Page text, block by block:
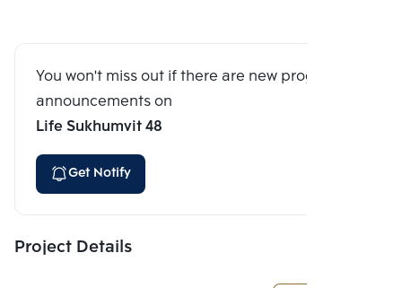
You won't miss out if there are new program
announcements on
Life Sukhumvit 48
Get Notify
Project Details